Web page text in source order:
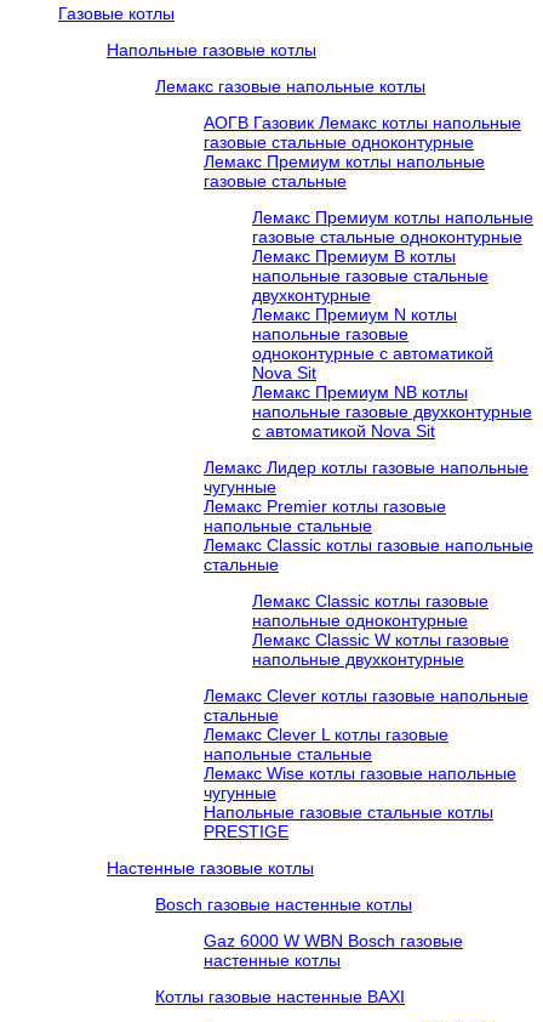
Газовые котлы
Напольные газовые котлы
Лемакс газовые напольные котлы
АОГВ Газовик Лемакс котлы напольные
газовые стальные одноконтурные
Лемакс Премиум котлы напольные
газовые стальные
Лемакс Премиум котлы напольные
газовые стальные одноконтурные
Лемакс Премиум B котлы
напольные газовые стальные
двухконтурные
Лемакс Премиум N котлы
напольные газовые
одноконтурные c автоматикой
Nova Sit
Лемакс Премиум NB котлы
напольные газовые двухконтурные
c автоматикой Nova Sit
Лемакс Лидер котлы газовые напольные
чугунные
Лемакс Premier котлы газовые
напольные стальные
Лемакс Classic котлы газовые напольные
стальные
Лемакс Classic котлы газовые
напольные одноконтурные
Лемакс Classic W котлы газовые
напольные двухконтурные
Лемакс Clever котлы газовые напольные
стальные
Лемакс Clever L котлы газовые
напольные стальные
Лемакс Wise котлы газовые напольные
чугунные
Напольные газовые стальные котлы
PRESTIGE
Настенные газовые котлы
Bosch газовые настенные котлы
Gaz 6000 W WBN Bosch газовые
настенные котлы
Котлы газовые настенные BAXI